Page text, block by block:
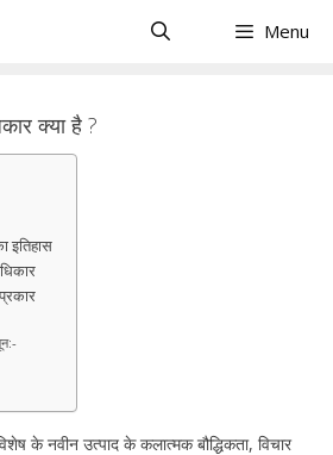
Menu
क्या है ?
इतिहास
के नवीन उत्पाद के कलात्मक बौद्धिकता, विचार